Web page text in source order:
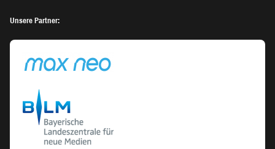
Unsere Partner: